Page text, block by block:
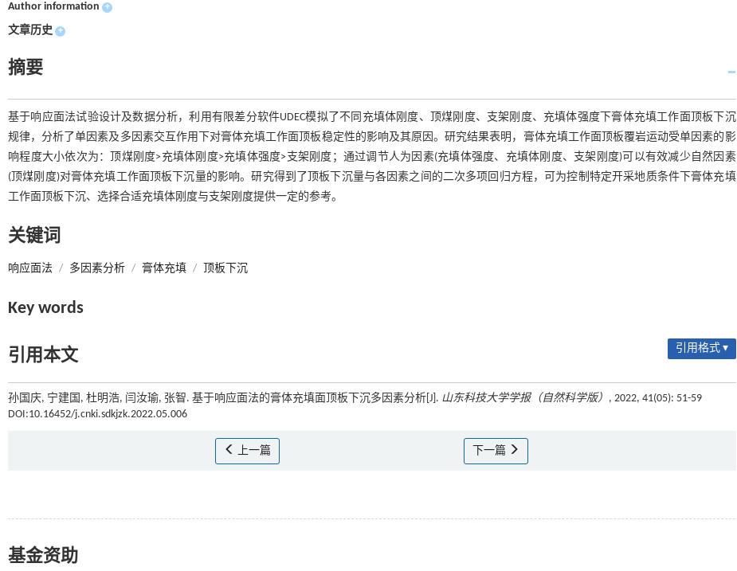
Author information +
文章历史 +
摘要
基于响应面法试验设计及数据分析，利用有限差分软件UDEC模拟了不同充填体刚度、顶煤刚度、支架刚度、充填体强度下膏体充填工作面顶板下沉
规律，分析了单因素及多因素交互作用下对膏体充填工作面顶板稳定性的影响及其原因。研究结果表明，膏体充填工作面顶板覆岩运动受单因素的影
响程度大小依次为：顶煤刚度>充填体刚度>充填体强度>支架刚度；通过调节人为因素(充填体强度、充填体刚度、支架刚度)可以有效减少自然因素
(顶煤刚度)对膏体充填工作面顶板下沉量的影响。研究得到了顶板下沉量与各因素之间的二次多项回归方程，可为控制特定开采地质条件下膏体充填
工作面顶板下沉、选择合适充填体刚度与支架刚度提供一定的参考。
关键词
响应面法 / 多因素分析 / 膏体充填 / 顶板下沉
Key words
引用本文 引用格式 ▾
孙国庆, 宁建国, 杜明浩, 闫汝瑜, 张智. 基于响应面法的膏体充填面顶板下沉多因素分析[J]. 山东科技大学学报（自然科学版） , 2022, 41(05): 51-59
DOI:10.16452/j.cnki.sdkjzk.2022.05.006
上一篇 下一篇
基金资助